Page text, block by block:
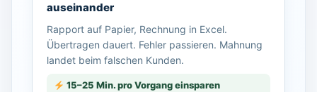
auseinander
Rapport auf Papier, Rechnung in Excel.
Übertragen dauert. Fehler passieren. Mahnung
landet beim falschen Kunden.
15–25 Min. pro Vorgang einsparen